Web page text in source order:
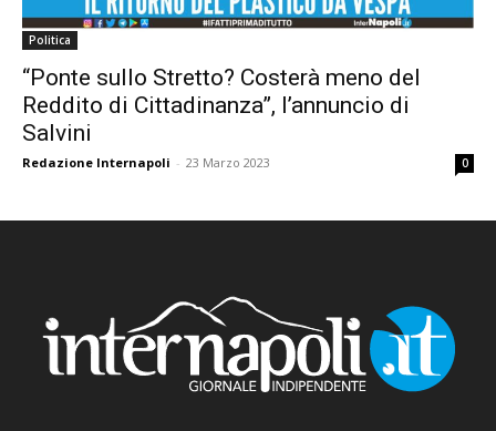
Politica
“Ponte sullo Stretto? Costerà meno del
Reddito di Cittadinanza”, l’annuncio di
Salvini
Redazione Internapoli - 23 Marzo 2023 0